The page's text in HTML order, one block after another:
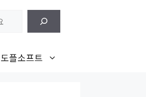
도플소프트